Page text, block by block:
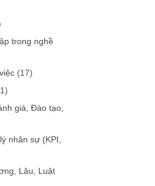
trong nghề
(17)
giá, Đào tạo,
nhân sự (KPI,
Lậu, Luật